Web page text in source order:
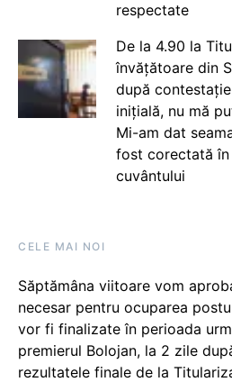
respectate
De la 4.90 la
învățătoare din
după
inițială, nu mă
Mi-am dat
fost corectată în
cuvântului
CELE MAI NOI
Săptămâna viitoare vom
necesar pentru ocuparea
vor fi finalizate în perioada
premierul Bolojan, la 2 zile
rezultatele finale de la